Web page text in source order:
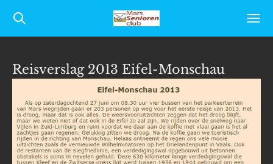
Ga
direct
de
Reisverslag 2013 Eifel-Monschau